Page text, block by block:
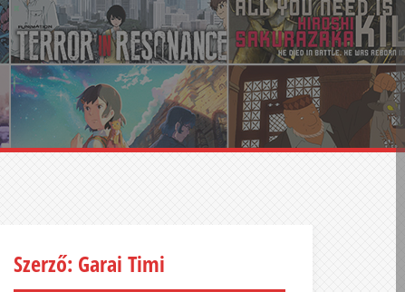
Szerző: Garai Timi